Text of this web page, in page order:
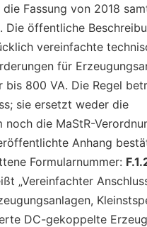
Fassung von 2018
Die öffentliche
vereinfachte
für
bis 800 VA. Die Regel
sie ersetzt weder die
noch die MaStR-
Anhang
Formularnummer:
„Vereinfachter
DC-gekoppelte